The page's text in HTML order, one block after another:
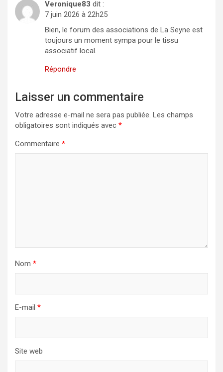
Veronique83 dit :
7 juin 2026 à 22h25
Bien, le forum des associations de La Seyne est
toujours un moment sympa pour le tissu
associatif local.
Répondre
Laisser un commentaire
Votre adresse e-mail ne sera pas publiée. Les champs
obligatoires sont indiqués avec *
Commentaire *
Nom *
E-mail *
Site web